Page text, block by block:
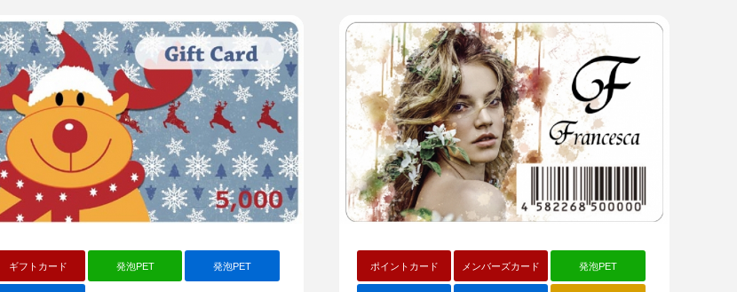
ギフトカード 発泡PET 発泡PET ポイントカード メンバーズカード 発泡PET